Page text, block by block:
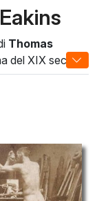
Thomas
del XIX secolo.
emotiva,
figure
tecniche
vita e
e
tua
spazio; è